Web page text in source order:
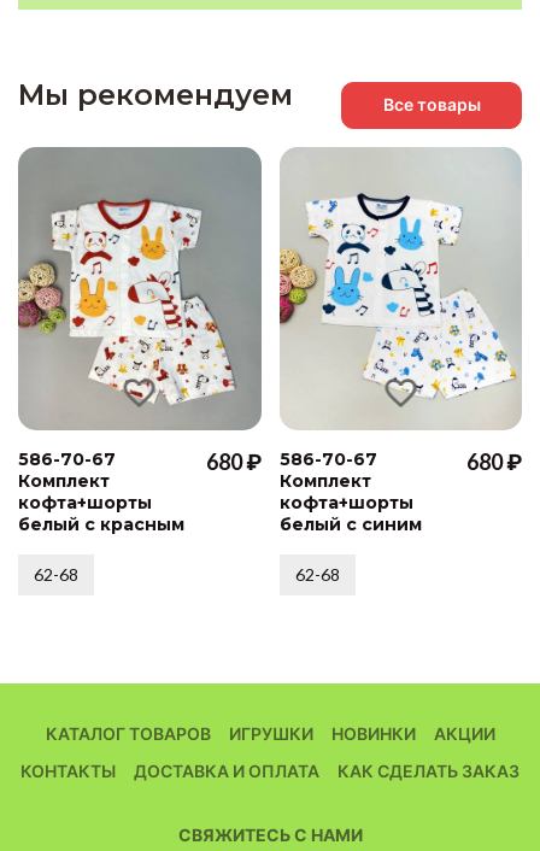
Мы рекомендуем Все товары
586-70-67
Комплект
кофта+шорты
белый с красным
680 ₽
62-68
586-70-67
Комплект
кофта+шорты
белый с синим
680 ₽
62-68
КАТАЛОГ ТОВАРОВ ИГРУШКИ НОВИНКИ
АКЦИИ
КОНТАКТЫ
ДОСТАВКА И ОПЛАТА КАК СДЕЛАТЬ ЗАКАЗ
СВЯЖИТЕСЬ С НАМИ